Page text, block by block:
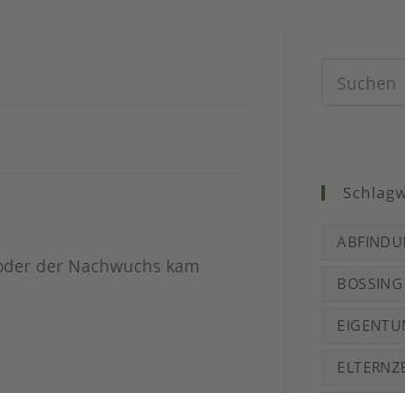
der Nachwuchs kam
BOSSING